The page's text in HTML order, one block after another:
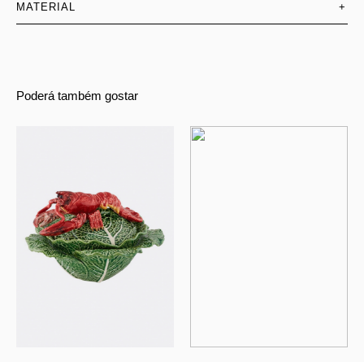
MATERIAL +
Poderá também gostar